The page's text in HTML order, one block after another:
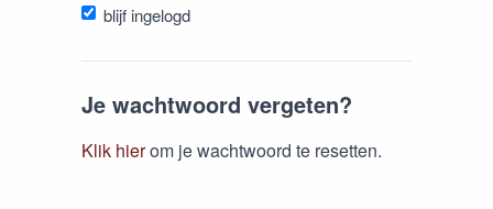
blijf ingelogd
Je wachtwoord vergeten?
Klik hierom je wachtwoord te resetten.